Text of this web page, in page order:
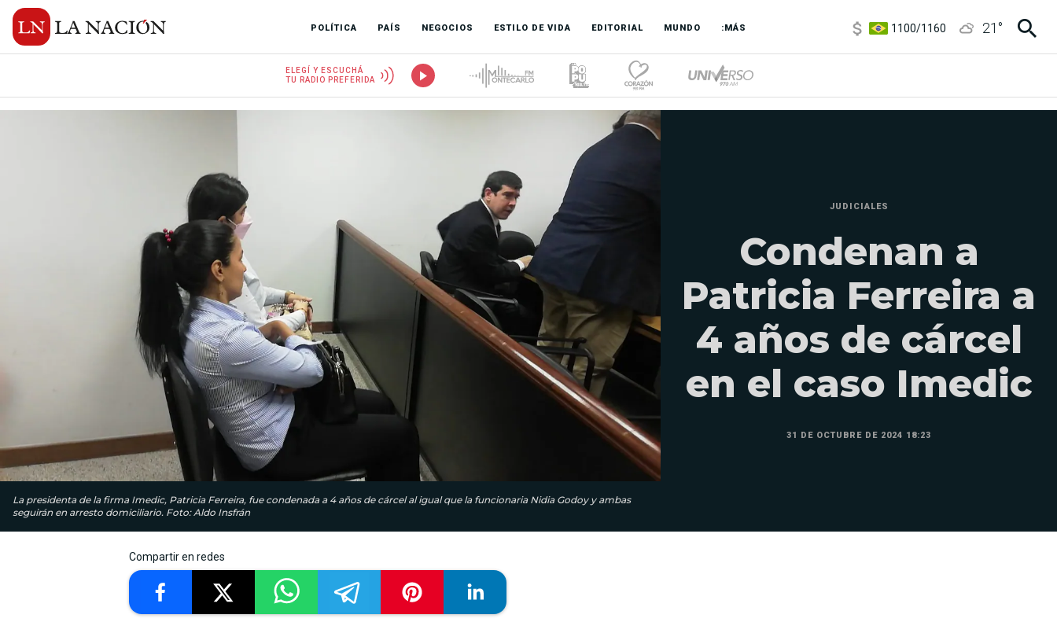
POLÍTICA PAÍS NEGOCIOS ESTILO DE VIDA EDITORIAL MUNDO :MÁS
3,8/4
6850/7200
21 °
ELEGÍ Y ESCUCHÁ
TU RADIO PREFERIDA
La presidenta de la firma Imedic, Patricia Ferreira, fue condenada a 4 años de cárcel al igual que la funcionaria Nidia Godoy y ambas
seguirán en arresto domiciliario. Foto: Aldo Insfrán
JUDICIALES
Condenan a
Patricia Ferreira a
4 años de cárcel
en el caso Imedic
31 DE OCTUBRE DE 2024 18:23
Compartir en redes